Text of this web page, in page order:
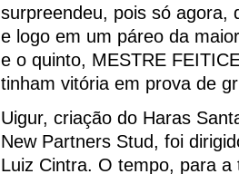
surpreendeu, pois só agora,
e logo em um páreo da
e o quinto, MESTRE
tinham vitória em prova de
Uigur, criação do Haras
New Partners Stud, foi
Luiz Cintra. O tempo, para a